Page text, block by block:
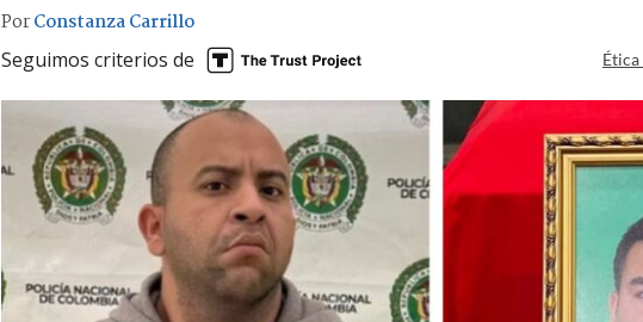
PorConstanza Carrillo
Seguimos criterios de